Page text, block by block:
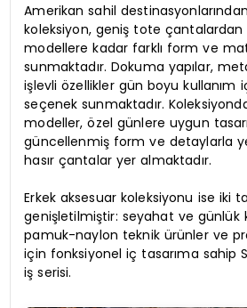
Amerikan sahil
koleksiyon, geniş tote
modellere kadar farklı form ve
sunmaktadır. Dokuma yapılar,
işlevli özellikler gün boyu kullanım
seçenek sunmaktadır.
modeller, özel günlere uygun
güncellenmiş form ve detaylarla
hasır çantalar yer almaktadır.
Erkek aksesuar koleksiyonu ise iki
genişletilmiştir: seyahat ve günlük
pamuk-naylon teknik ürünler ve
için fonksiyonel iç tasarıma sahip
iş serisi.